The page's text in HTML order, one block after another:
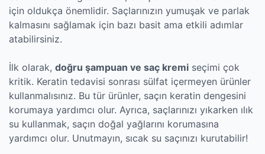
için oldukça önemlidir. Saçlarınızın yumuşak ve parlak
kalmasını sağlamak için bazı basit ama etkili adımlar
atabilirsiniz.
İlk olarak, doğru şampuan ve saç kremi seçimi çok
kritik. Keratin tedavisi sonrası sülfat içermeyen ürünler
kullanmalısınız. Bu tür ürünler, saçın keratin dengesini
korumaya yardımcı olur. Ayrıca, saçlarınızı yıkarken ılık
su kullanmak, saçın doğal yağlarını korumasına
yardımcı olur. Unutmayın, sıcak su saçınızı kurutabilir!